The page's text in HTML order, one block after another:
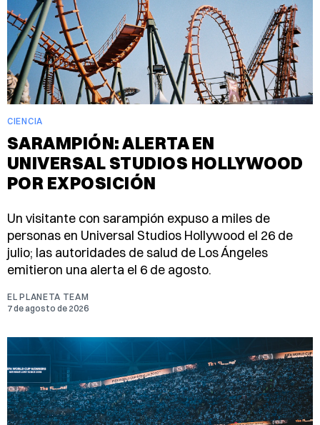
CIENCIA
SARAMPIÓN: ALERTA EN
UNIVERSAL STUDIOS HOLLYWOOD
POR EXPOSICIÓN
Un visitante con sarampión expuso a miles de
personas en Universal Studios Hollywood el 26 de
julio; las autoridades de salud de Los Ángeles
emitieron una alerta el 6 de agosto.
EL PLANETA TEAM
7 de agosto de 2026